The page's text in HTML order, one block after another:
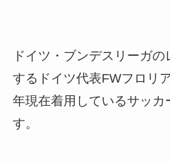
ドイツ・ブンデスリーガ
するドイツ代表FWフロリ
年現在着用しているサッカ
す。